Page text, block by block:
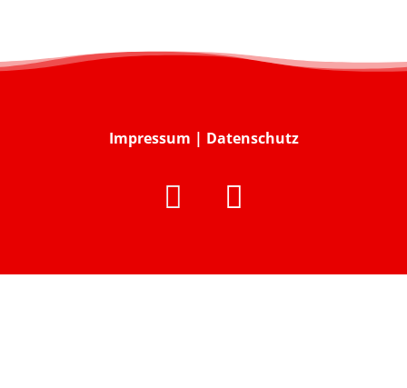
Impressum | Datenschutz
 